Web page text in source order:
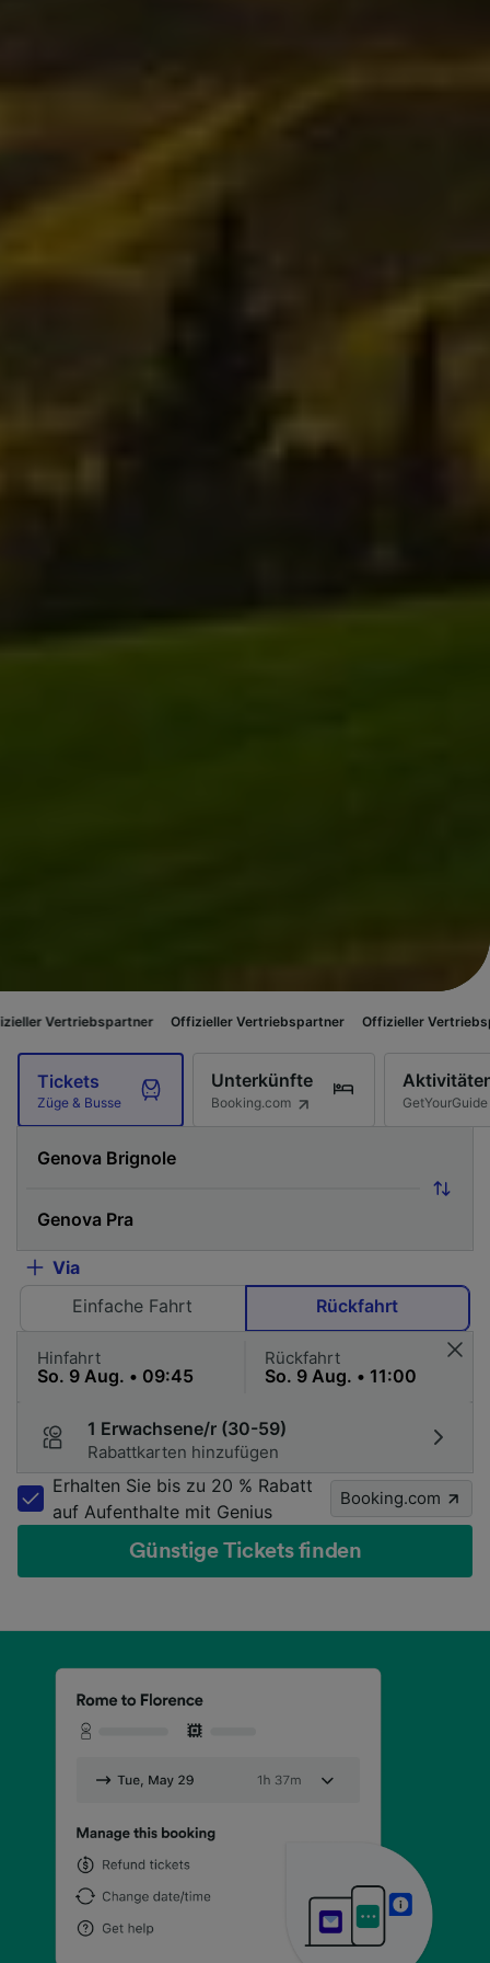
Offizieller Vertriebspartner Offizieller Vertriebspartner
Tickets
Züge & Busse
Unterkünfte
Booking.com GetYourGuide
Via
Einfache Fahrt
Rückfahrt
Hinfahrt Rückfahrt
1 Erwachsene/r (30-59)
Rabattkarten hinzufügen
Erhalten Sie bis zu 20 % Rabatt
auf Aufenthalte mit Genius
Booking.com
Günstige Tickets finden